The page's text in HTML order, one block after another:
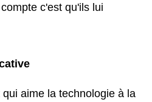
c'est qu'ils lui
aime la technologie à la